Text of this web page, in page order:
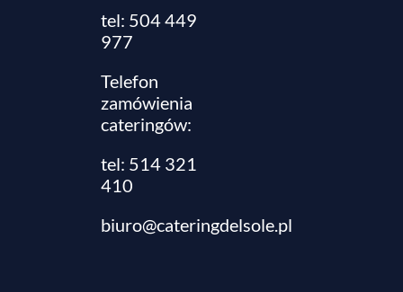
tel: 504 449
977
Telefon
zamówienia
cateringów:
tel: 514 321
410
biuro@cateringdelsole.pl